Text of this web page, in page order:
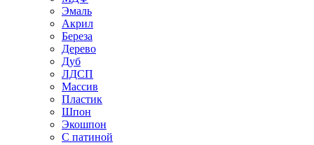
Эмаль
Акрил
Береза
Дерево
Дуб
ЛДСП
Массив
Пластик
Шпон
Экошпон
С патиной